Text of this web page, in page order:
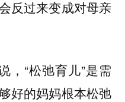
反过来变成对母亲
，“松弛育儿”是需
好的妈妈根本松弛